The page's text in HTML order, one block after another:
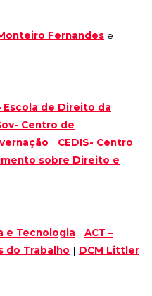
Fernandes e
Escola de Direito da
Centro de
| CEDIS- Centro
sobre Direito e
e Tecnologia | ACT –
do Trabalho | DCM Littler